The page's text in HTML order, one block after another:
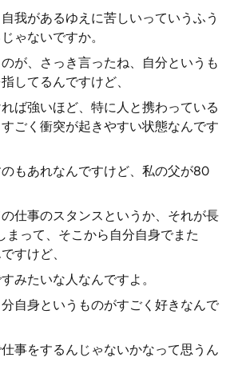
我があるゆえに苦しいっていうふう
ゃないですか。
が、さっき言ったね、自分というも
してるんですけど、
ば強いほど、特に人と携わっている
ごく衝突が起きやすい状態なんです
もあれなんですけど、私の父が80
仕事のスタンスというか、それが長
まって、そこから自分自身でまた
すけど、
みたいな人なんですよ。
自身というものがすごく好きなんで
事をするんじゃないかなって思うん